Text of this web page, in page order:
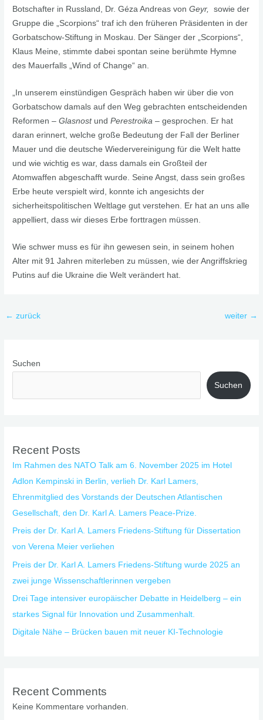
Botschafter in Russland, Dr. Géza Andreas vonGeyr,
sowie der
Gruppe die „Scorpions“ traf ich den früheren Präsidenten in der
Gorbatschow-Stiftung in Moskau. Der Sänger der „Scorpions“,
Klaus Meine, stimmte dabei spontan seine berühmte Hymne
des Mauerfalls „Wind of Change“ an.
„In unserem einstündigen Gespräch haben wir über die von
Gorbatschow damals auf den Weg gebrachten entscheidenden
Reformen –GlasnostundPerestroika – gesprochen. Er hat
daran erinnert, welche große Bedeutung der Fall der Berliner
Mauer und die deutsche Wiedervereinigung für die Welt hatte
und wie wichtig es war, dass damals ein Großteil der
Atomwaffen abgeschafft wurde. Seine Angst, dass sein großes
Erbe heute verspielt wird, konnte ich angesichts der
sicherheitspolitischen Weltlage gut verstehen. Er hat an uns alle
appelliert, dass wir dieses Erbe forttragen müssen.
Wie schwer muss es für ihn gewesen sein, in seinem hohen
Alter mit 91 Jahren miterleben zu müssen, wie der Angriffskrieg
Putins auf die Ukraine die Welt verändert hat.
← zurück weiter →
Suchen
Suchen
Recent Posts
Im Rahmen des NATO Talk am 6. November 2025 im Hotel
Adlon Kempinski in Berlin, verlieh Dr. Karl Lamers,
Ehrenmitglied des Vorstands der Deutschen Atlantischen
Gesellschaft, den Dr. Karl A. Lamers Peace-Prize.
Preis der Dr. Karl A. Lamers Friedens-Stiftung für Dissertation
von Verena Meier verliehen
Preis der Dr. Karl A. Lamers Friedens-Stiftung wurde 2025 an
zwei junge Wissenschaftlerinnen vergeben
Drei Tage intensiver europäischer Debatte in Heidelberg – ein
starkes Signal für Innovation und Zusammenhalt.
Digitale Nähe – Brücken bauen mit neuer KI-Technologie
Recent Comments
Keine Kommentare vorhanden.